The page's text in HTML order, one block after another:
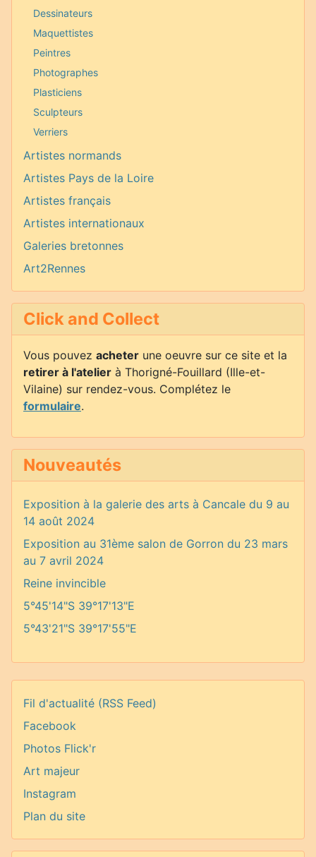
Dessinateurs
Maquettistes
Peintres
Photographes
Plasticiens
Sculpteurs
Verriers
Artistes normands
Artistes Pays de la Loire
Artistes français
Artistes internationaux
Galeries bretonnes
Art2Rennes
Click and Collect
Vous pouvez acheter une oeuvre sur ce site et la
retirer à l'atelier à Thorigné-Fouillard (Ille-et-
Vilaine) sur rendez-vous. Complétez le
formulaire.
Nouveautés
Exposition à la galerie des arts à Cancale du 9 au
14 août 2024
Exposition au 31ème salon de Gorron du 23 mars
au 7 avril 2024
Reine invincible
5°45'14"S 39°17'13"E
5°43'21"S 39°17'55"E
Fil d'actualité (RSS Feed)
Facebook
Photos Flick'r
Art majeur
Instagram
Plan du site